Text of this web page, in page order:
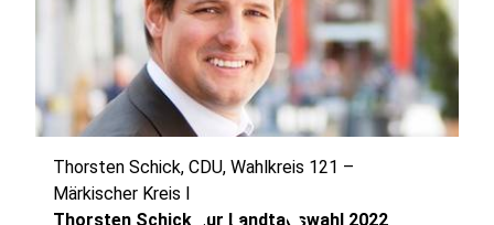
Thorsten Schick, CDU, Wahlkreis 121 –
Märkischer Kreis I
Thorsten Schick zur Landtagswahl 2022